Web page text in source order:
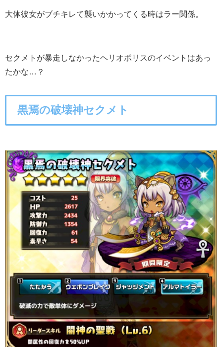
大体彼女がブチキレて襲いかかってくる時はラー関係。
セクメトが暴走しなかったヘリオポリスのイベントはあっ
たかな…？
黒焉の破壊神セクメト